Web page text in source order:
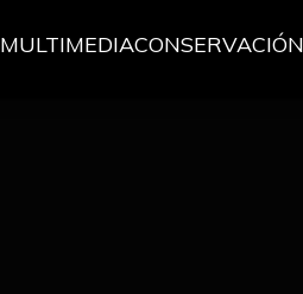
MULTIMEDIACONSERVACIÓN